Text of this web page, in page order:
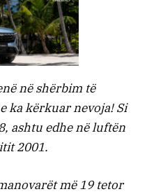
në shërbim të
ka kërkuar nevoja! Si
ashtu edhe në luftën
2001.
më 19 tetor